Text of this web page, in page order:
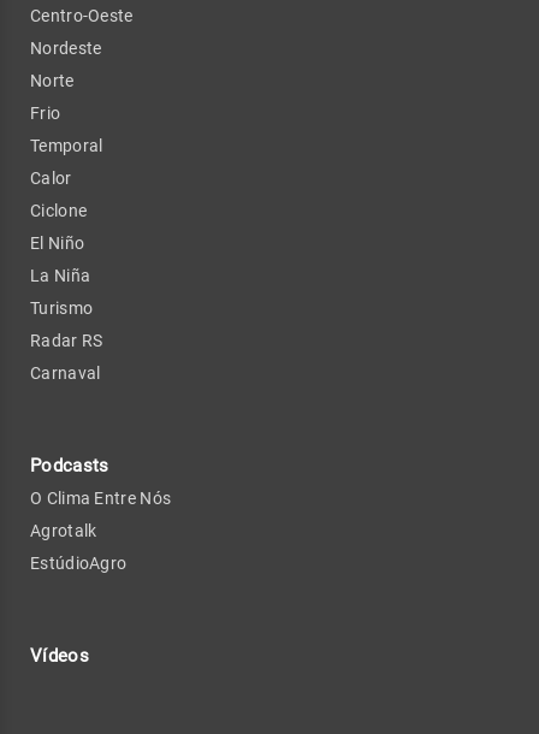
Centro-Oeste
Nordeste
Norte
Frio
Temporal
Calor
Ciclone
El Niño
La Niña
Turismo
Radar RS
Carnaval
Podcasts
O Clima Entre Nós
Agrotalk
EstúdioAgro
Vídeos